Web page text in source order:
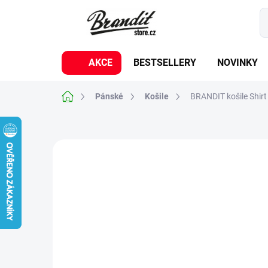
AKCE BESTSELLERY NOVINKY
Domů Pánské Košile BRANDIT košile